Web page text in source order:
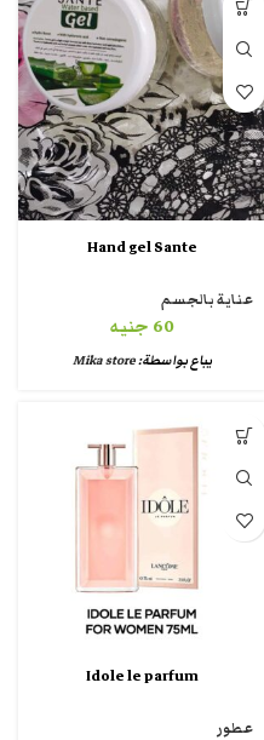
Hand gel Sante
عناية بالجسم
60 جنيه
يباع بواسطة:Mika store
Idole le parfum
عطور